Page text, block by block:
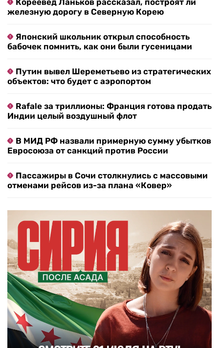
Кореевед Ланьков рассказал, построят ли
железную дорогу в Северную Корею
Японский школьник открыл способность
бабочек помнить, как они были гусеницами
Путин вывел Шереметьево из стратегических
объектов: что будет с аэропортом
Rafale за триллионы: Франция готова продать
Индии целый воздушный флот
В МИД РФ назвали примерную сумму убытков
Евросоюза от санкций против России
Пассажиры в Сочи столкнулись с массовыми
отменами рейсов из-за плана «Ковер»